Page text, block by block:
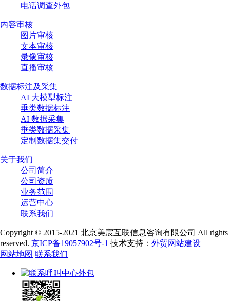
电话调查外包
内容审核
图片审核
文本审核
录像审核
直播审核
数据标注及采集
AI 大模型标注
垂类数据标注
AI 数据采集
垂类数据采集
定制数据集交付
关于我们
公司简介
公司资质
业务范围
运营中心
联系我们
Copyright © 2015-2021 北京美宸互联信息咨询有限公司 All rights
reserved. 京ICP备19057902号-1 技术支持： 外贸网站建设
网站地图 联系我们